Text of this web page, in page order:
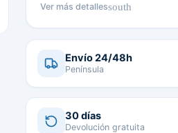
Ver más detallessouth
Envío 24/48h
Península
30 días
Devolución gratuita